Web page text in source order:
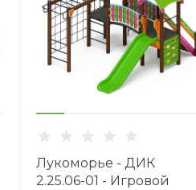
Лукоморье - ДИК
2.25.06-01 - Игровой